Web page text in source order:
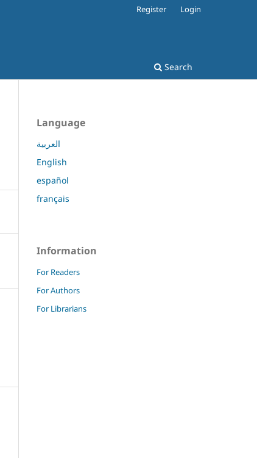
Search
Register Login
Language
العربية
English
español
français
Information
For Readers
For Authors
For Librarians